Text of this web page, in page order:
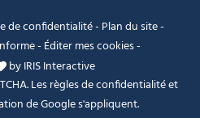
de confidentialité- Plan du site-
- Éditer mes cookies-
byIRIS Interactive
Lesrègles de confidentialitéet
de Google s'appliquent.